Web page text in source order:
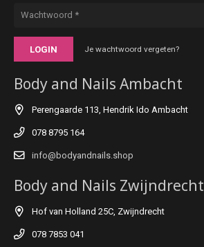
LOGIN Je wachtwoord vergeten?
Body and Nails Ambacht
Perengaarde 113, Hendrik Ido Ambacht
078 8795 164
info@bodyandnails.shop
Body and Nails Zwijndrecht
Hof van Holland 25C, Zwijndrecht
078 7853 041